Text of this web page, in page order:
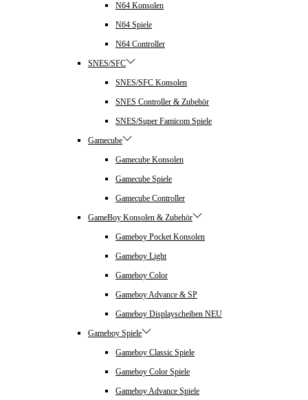
N64 Konsolen
N64 Spiele
N64 Controller
SNES/SFC
SNES/SFC Konsolen
SNES Controller & Zubehör
SNES/Super Famicom Spiele
Gamecube
Gamecube Konsolen
Gamecube Spiele
Gamecube Controller
GameBoy Konsolen & Zubehör
Gameboy Pocket Konsolen
Gameboy Light
Gameboy Color
Gameboy Advance & SP
Gameboy Displayscheiben NEU
Gameboy Spiele
Gameboy Classic Spiele
Gameboy Color Spiele
Gameboy Advance Spiele